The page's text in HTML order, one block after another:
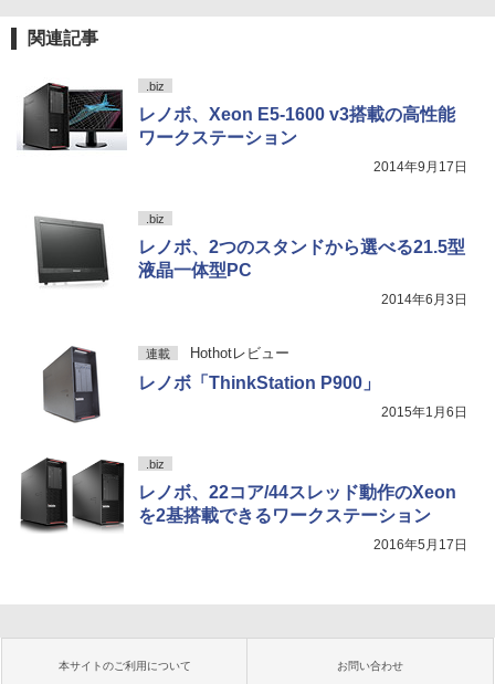
関連記事
.biz
レノボ、Xeon E5-1600 v3搭載の高性能
ワークステーション
2014年9月17日
.biz
レノボ、2つのスタンドから選べる21.5型
液晶一体型PC
2014年6月3日
連載 Hothotレビュー
レノボ「ThinkStation P900」
2015年1月6日
.biz
レノボ、22コア/44スレッド動作のXeon
を2基搭載できるワークステーション
2016年5月17日
本サイトのご利用について お問い合わせ